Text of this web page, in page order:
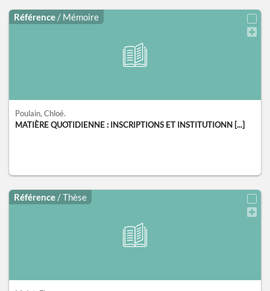
Référence / Mémoire
Poulain, Chloé.
MATIÈRE QUOTIDIENNE : INSCRIPTIONS ET INSTITUTIONN [...]
Référence / Thèse